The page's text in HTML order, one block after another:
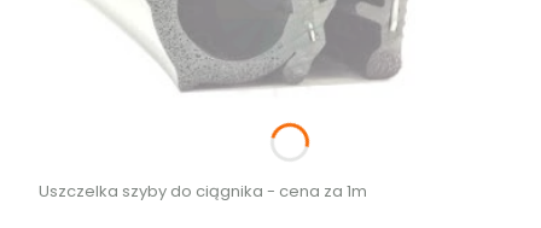
Uszczelka szyby do ciągnika - cena za 1m